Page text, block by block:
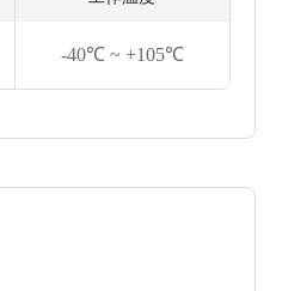
-40℃ ~ +105℃